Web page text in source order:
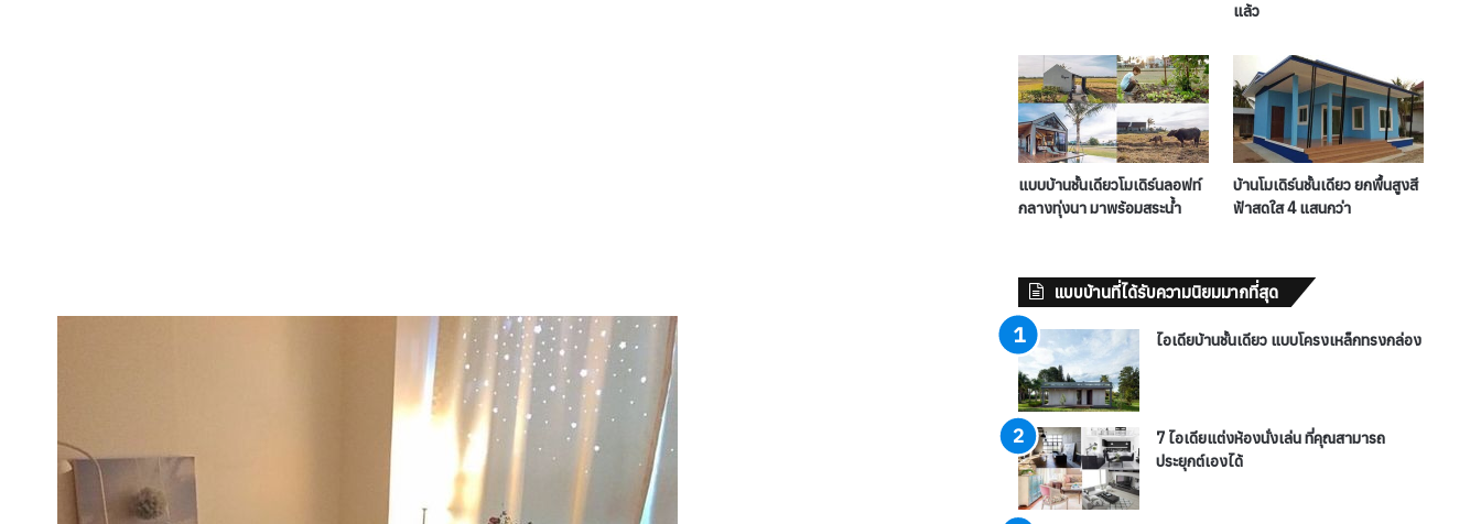
แล้ว
แบบบ้านชั้นเดียวโมเดิร์นลอฟท์
กลางทุ่งนา มาพร้อมสระน้ำ
บ้านโมเดิร์นชั้นเดียว ยกพื้นสูงสี
ฟ้าสดใส 4 แสนกว่า
แบบบ้านที่ได้รับความนิยมมากที่สุด
ไอเดียบ้านชั้นเดียว แบบโครงเหล็กทรงกล่อง
7 ไอเดียแต่งห้องนั่งเล่น ที่คุณสามารถ
ประยุกต์เองได้